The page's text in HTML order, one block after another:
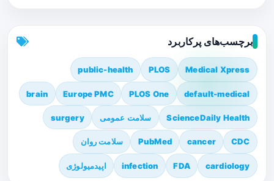
برچسب‌های پرکاربرد
Medical Xpress
PLOS
public-health
default-medical
PLOS One
Europe PMC
brain
ScienceDaily Health سلامت عمومی surgery
CDC
cancer
PubMed سلامت روان
cardiology
FDA
infection اپیدمیولوژی